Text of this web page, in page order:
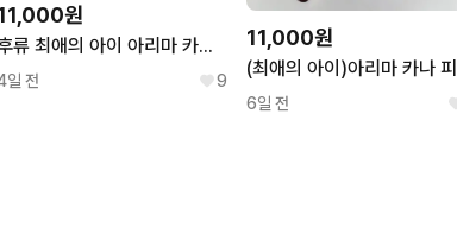
원
후류 최애의 아이 아리마 카나 피규어 누들스토퍼(미개봉)
일 전 9
11,000원
6일 전